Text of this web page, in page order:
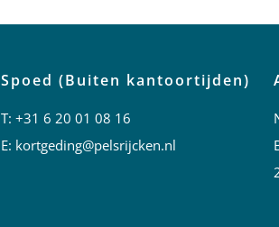
Spoed (Buiten kantoortijden)
T: +31 6 20 01 08 16
E: kortgeding@pelsrijcken.nl